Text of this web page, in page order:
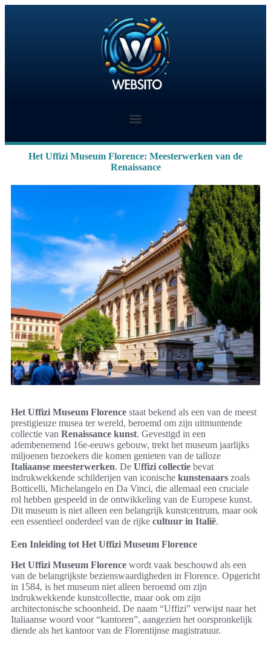
Het Uffizi Museum Florence: Meesterwerken van de
Renaissance
Het Uffizi Museum Florence staat bekend als een van de meest
prestigieuze musea ter wereld, beroemd om zijn uitmuntende
collectie van Renaissance kunst. Gevestigd in een
adembenemend 16e-eeuws gebouw, trekt het museum jaarlijks
miljoenen bezoekers die komen genieten van de talloze
Italiaanse meesterwerken. De Uffizi collectie bevat
indrukwekkende schilderijen van iconische kunstenaars zoals
Botticelli, Michelangelo en Da Vinci, die allemaal een cruciale
rol hebben gespeeld in de ontwikkeling van de Europese kunst.
Dit museum is niet alleen een belangrijk kunstcentrum, maar ook
een essentieel onderdeel van de rijke cultuur in Italië.
Een Inleiding tot Het Uffizi Museum Florence
Het Uffizi Museum Florence wordt vaak beschouwd als een
van de belangrijkste bezienswaardigheden in Florence. Opgericht
in 1584, is het museum niet alleen beroemd om zijn
indrukwekkende kunstcollectie, maar ook om zijn
architectonische schoonheid. De naam “Uffizi” verwijst naar het
Italiaanse woord voor “kantoren”, aangezien het oorspronkelijk
diende als het kantoor van de Florentijnse magistratuur.